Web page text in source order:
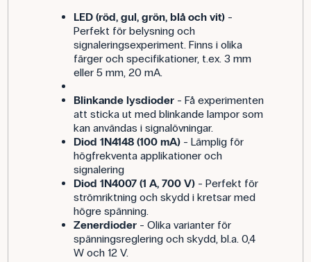
LED (röd, gul, grön, blå och vit)-
Perfekt för belysning och
signaleringsexperiment. Finns i olika
färger och specifikationer, t.ex. 3 mm
eller 5 mm, 20 mA.
Blinkande lysdioder- Få experimenten
att sticka ut med blinkande lampor som
kan användas i signalövningar.
Diod 1N4148 (100 mA)- Lämplig för
högfrekventa applikationer och
signalering
Diod 1N4007 (1 A, 700 V)- Perfekt för
strömriktning och skydd i kretsar med
högre spänning.
Zenerdioder- Olika varianter för
spänningsreglering och skydd, bl.a. 0,4
W och 12 V.